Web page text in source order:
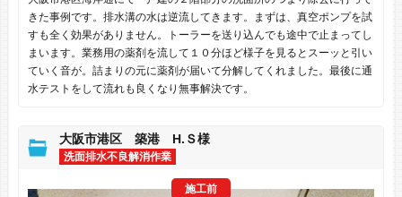
きた事例です。排水溝の水は逆流してきます。まずは、真空ポンプを試
すも全く効果がありません。トーラーを送り込んでも途中で止まってし
まいます。業務用の薬剤を流して１０分ほど様子を見るとスーッと引い
ていく音が。詰まりの元に薬剤が届いて分解してくれました。最後に通
水テストをして流れも良くなり無事解決です。
大阪市港区 築港 H.Ｓ様
洗面排水不良解消作業
施工前